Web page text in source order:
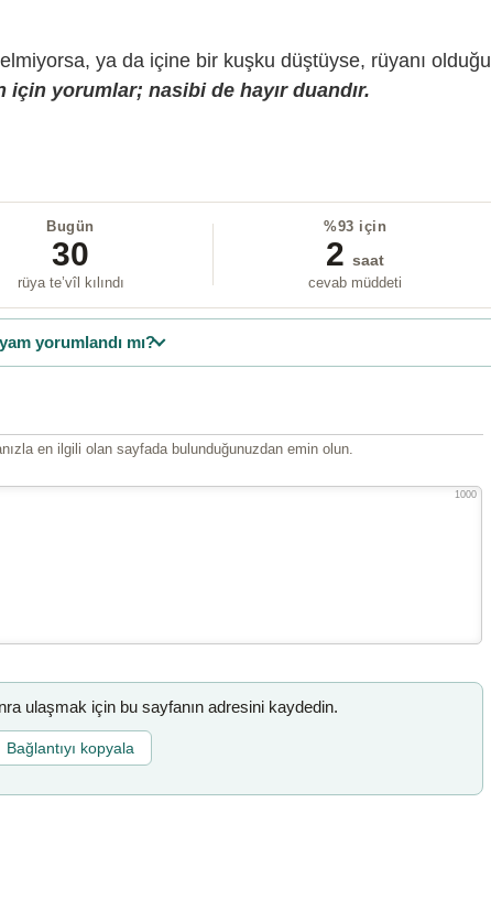
ya da içine bir kuşku düştüyse, rüyanı olduğu
için yorumlar; nasibi de hayır duandır.
Bugün
30
rüya te’vîl kılındı
%93 için
2 saat
cevab müddeti
yorumlandı mı?
en ilgili olan sayfada bulunduğunuzdan emin olun.
1000
ulaşmak için bu sayfanın adresini kaydedin.
Bağlantıyı kopyala